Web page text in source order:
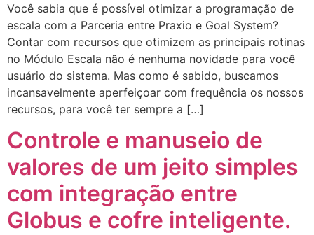
Você sabia que é possível otimizar a programação de
escala com a Parceria entre Praxio e Goal System?
Contar com recursos que otimizem as principais rotinas
no Módulo Escala não é nenhuma novidade para você
usuário do sistema. Mas como é sabido, buscamos
incansavelmente aperfeiçoar com frequência os nossos
recursos, para você ter sempre a […]
Controle e manuseio de
valores de um jeito simples
com integração entre
Globus e cofre inteligente.